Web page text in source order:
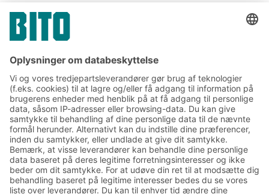
www.louis.info
Tilmeld dig vores BITO
nyhedsbrev:
Nyheder og viden om lager
og logistik
Eksklusiv rabat
Produktnyheder